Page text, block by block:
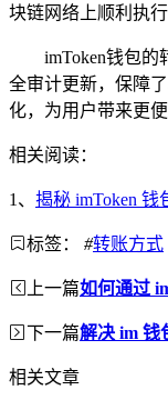
块链网络上顺利执行
imToken钱包
全审计更新，保障
化，为用户带来更
相关阅读：
1、 揭秘 imToken
标签： #转账方式
上一篇如何通过
下一篇解决 im 钱
相关文章